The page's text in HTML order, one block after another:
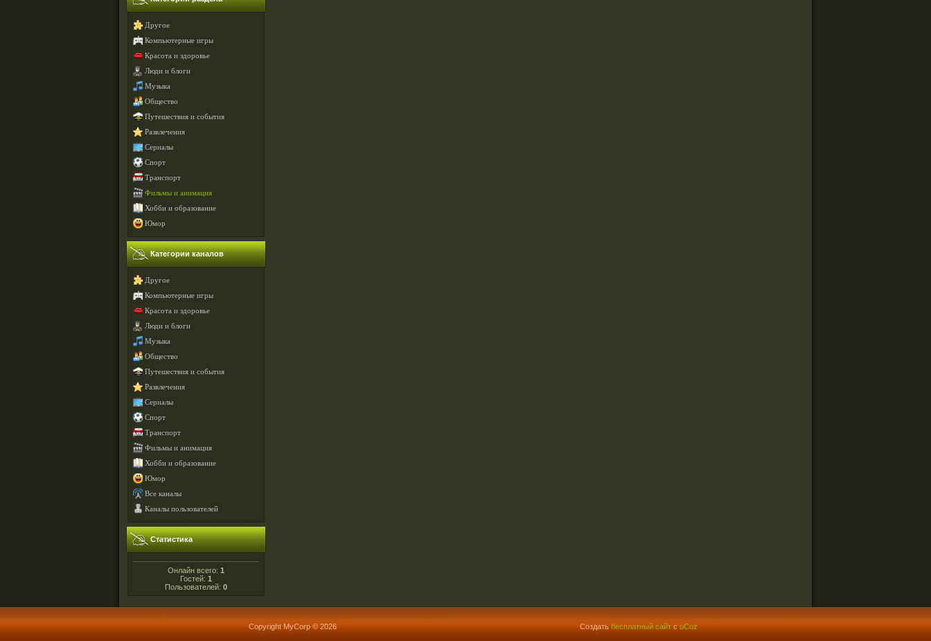
Другое
Компьютерные игры
Красота и здоровье
Люди и блоги
Музыка
Общество
Путешествия и события
Развлечения
Сериалы
Спорт
Транспорт
Фильмы и анимация
Хобби и образование
Юмор
Категории каналов
Другое
Компьютерные игры
Красота и здоровье
Люди и блоги
Музыка
Общество
Путешествия и события
Развлечения
Сериалы
Спорт
Транспорт
Фильмы и анимация
Хобби и образование
Юмор
Все каналы
Каналы пользователей
Статистика
Онлайн всего: 1
Гостей: 1
Пользователей: 0
Copyright MyCorp © 2026 Создать бесплатный сайт с uCoz